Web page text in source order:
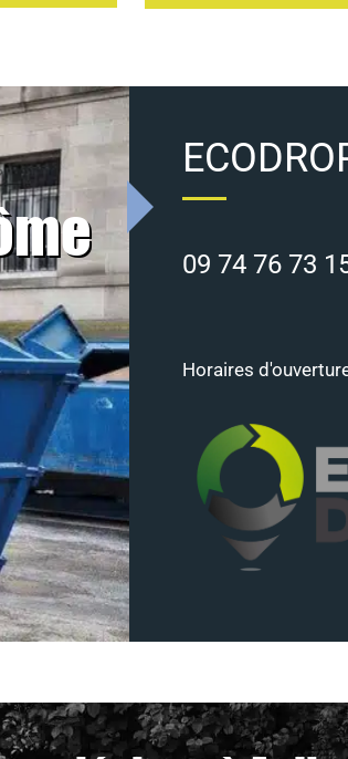
09 74 76 73
Horaires